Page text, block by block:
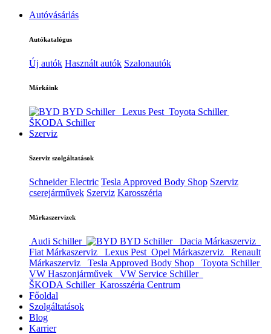
Autóvásárlás
Autókatalógus
Új autók Használt autók Szalonautók
Márkáink
BYD Schiller Lexus Pest Toyota Schiller
ŠKODA Schiller
Szerviz
Szerviz szolgáltatások
Schneider Electric Tesla Approved Body Shop Szerviz
cserejárművek Szerviz Karosszéria
Márkaszervizek
Audi Schiller BYD Schiller
Dacia Márkaszerviz
Fiat Márkaszerviz
Lexus Pest Opel Márkaszerviz
Renault
Márkaszerviz
Tesla Approved Body Shop
Toyota Schiller
VW Haszonjárművek
VW Service Schiller
ŠKODA Schiller Karosszéria Centrum
Főoldal
Szolgáltatások
Blog
Karrier